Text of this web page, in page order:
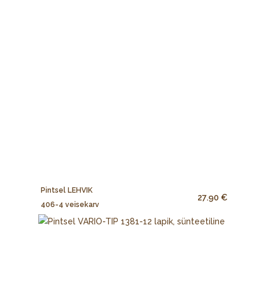
Pintsel LEHVIK
406-4 veisekarv
27.90 €